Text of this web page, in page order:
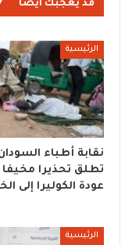
قد يعجبك ايضا
الرئيسية
نقابة أطباء
تطلق تحذيرا
عودة الكوليرا إلى
الرئيسية